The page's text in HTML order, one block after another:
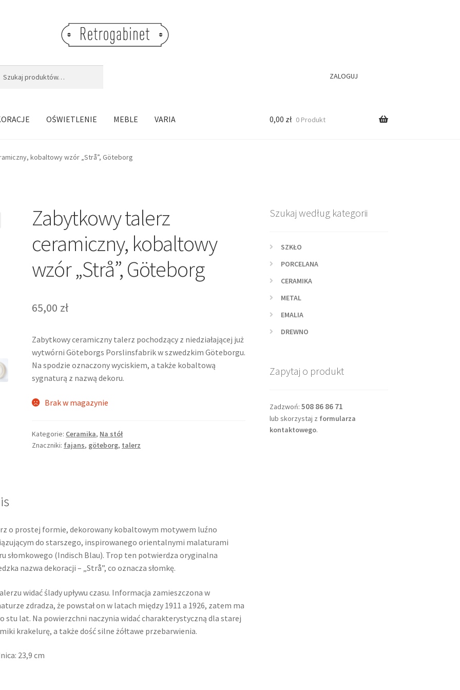
ZALOGUJ
OŚWIETLENIE MEBLE VARIA 0,00 zł 0 Produkt
kobaltowy wzór „Strå”, Göteborg
Zabytkowy talerz
ceramiczny, kobaltowy
wzór „Strå”, Göteborg
65,00 zł
Zabytkowy ceramiczny talerz pochodzący z niedziałającej już
wytwórni Göteborgs Porslinsfabrik w szwedzkim Göteborgu.
Na spodzie oznaczony wyciskiem, a także kobaltową
sygnaturą z nazwą dekoru.
Brak w magazynie
Kategorie: Ceramika, Na stół
Znaczniki: fajans, göteborg, talerz
o prostej formie, dekorowany kobaltowym motywem luźno
do starszego, inspirowanego orientalnymi malaturami
słomkowego (Indisch Blau). Trop ten potwierdza oryginalna
nazwa dekoracji – „Strå”, co oznacza słomkę.
widać ślady upływu czasu. Informacja zamieszczona w
zdradza, że powstał on w latach między 1911 a 1926, zatem ma
stu lat. Na powierzchni naczynia widać charakterystyczną dla starej
krakelurę, a także dość silne żółtawe przebarwienia.
23,9 cm
Szukaj według kategorii
SZKŁO
PORCELANA
CERAMIKA
METAL
EMALIA
DREWNO
Zapytaj o produkt
Zadzwoń: 508 86 86 71
lub skorzystaj z formularza
kontaktowego.